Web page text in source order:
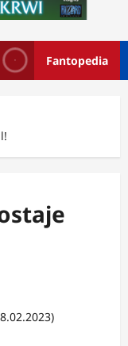
Fantopedia